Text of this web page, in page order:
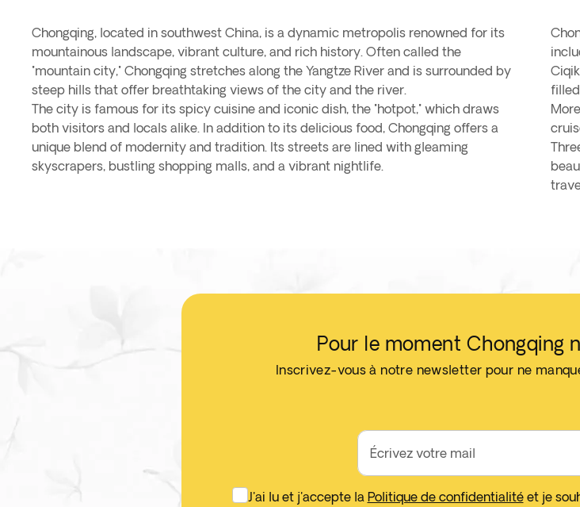
Chongqing, located in southwest China, is a dynamic metropolis renowned for its
mountainous landscape, vibrant culture, and rich history. Often called the
"mountain city," Chongqing stretches along the Yangtze River and is surrounded by
steep hills that offer breathtaking views of the city and the river.
The city is famous for its spicy cuisine and iconic dish, the "hotpot," which draws
both visitors and locals alike. In addition to its delicious food, Chongqing offers a
unique blend of modernity and tradition. Its streets are lined with gleaming
skyscrapers, bustling shopping malls, and a vibrant nightlife.
Pour le moment Chongqing
Inscrivez-vous à notre newsletter pour ne
Écrivez votre mail
J'ai lu et j'accepte la Politique de confidentialitéet je